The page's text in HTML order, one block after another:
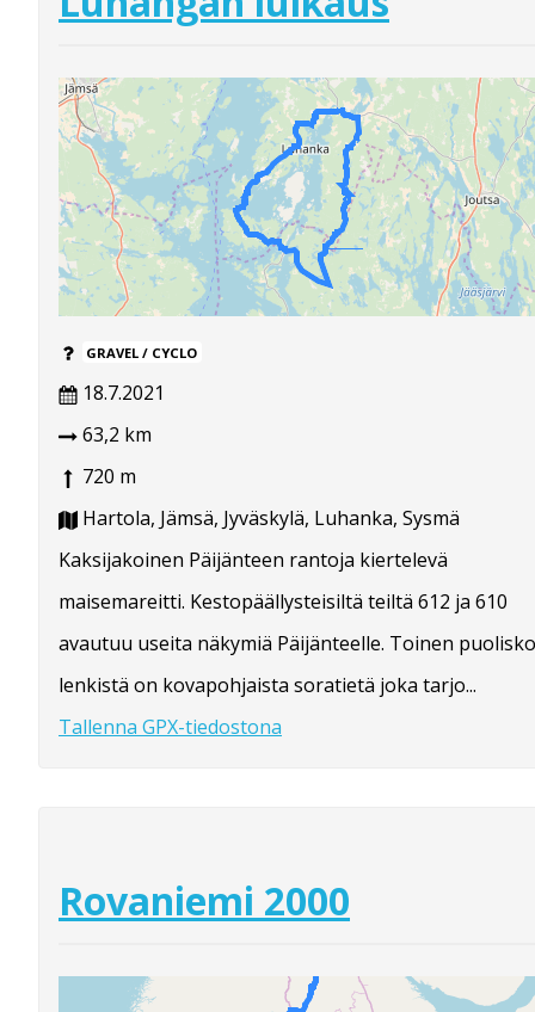
GRAVEL / CYCLO
18.7.2021
63,2 km
720 m
Hartola, Jämsä, Jyväskylä, Luhanka, Sysmä
Kaksijakoinen Päijänteen rantoja kiertelevä
maisemareitti. Kestopäällysteisiltä teiltä 612 ja 610
avautuu useita näkymiä Päijänteelle. Toinen puolisko
lenkistä on kovapohjaista soratietä joka tarjo...
Tallenna GPX-tiedostona
Rovaniemi 2000